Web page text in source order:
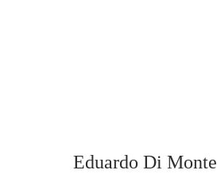
Eduardo Di Monte